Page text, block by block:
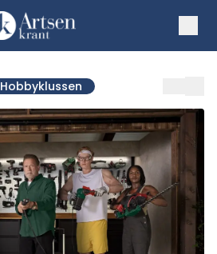
Hobbyklussen